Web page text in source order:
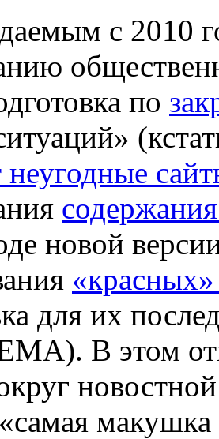
с 2010
по
неугодные
новой
для их
В этом
макушка